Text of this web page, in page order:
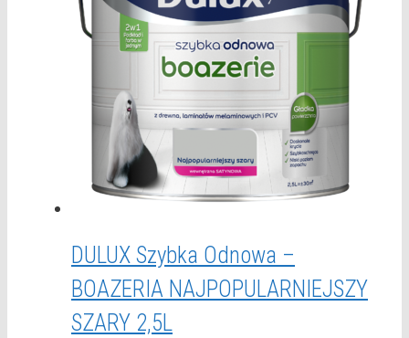
DULUX Szybka Odnowa –
BOAZERIA NAJPOPULARNIEJSZY
SZARY 2,5L